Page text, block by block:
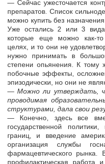
— Сейчас ужесточается
препаратов. Список
можно купить без
Уже остались 2 или 3 вида
которые еще можно как-то
целях, и то они не
нужно принимать в
степени опьянения. К тому
побочные эффекты,
эпизодически, но они не
— Можно ли утверждать,
проводимая
структурами, дала свои
— Конечно, здесь все
государственной
границ, и введение
организация службы
фармацевтического рынка.
профилактическая работа